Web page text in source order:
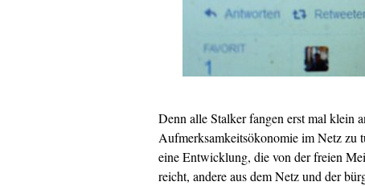
Denn alle Stalker fangen erst mal klein
Aufmerksamkeitsökonomie im Netz zu
eine Entwicklung, die von der freien
reicht, andere aus dem Netz und der